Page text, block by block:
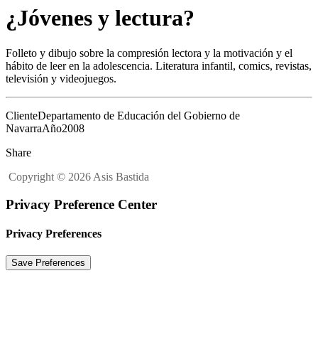
¿Jóvenes y lectura?
Folleto y dibujo sobre la compresión lectora y la motivación y el
hábito de leer en la adolescencia. Literatura infantil, comics, revistas,
televisión y videojuegos.
ClienteDepartamento de Educación del Gobierno de
NavarraAño2008
Share
Copyright © 2026 Asis Bastida
Privacy Preference Center
Privacy Preferences